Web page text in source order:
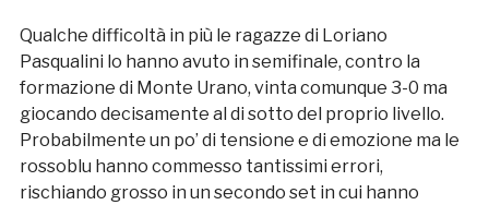
Qualche difficoltà in più le ragazze di Loriano
Pasqualini lo hanno avuto in semifinale, contro la
formazione di Monte Urano, vinta comunque 3-0 ma
giocando decisamente al di sotto del proprio livello.
Probabilmente un po’ di tensione e di emozione ma le
rossoblu hanno commesso tantissimi errori,
rischiando grosso in un secondo set in cui hanno